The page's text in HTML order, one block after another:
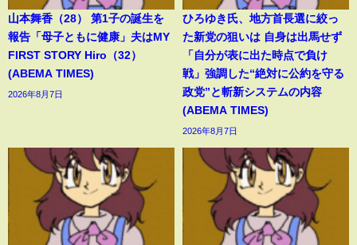
山本舞香（28） 第1子の誕生を
報告「母子ともに健康」夫はMY
FIRST STORY Hiro（32）
(ABEMA TIMES)
2026年8月7日
ひろゆき氏、地方首長選に絞っ
た新党の狙いは 自身は出馬せず
「自分が表に出た時点で負け
戦」強調した“絶対に公約を守る
政党”と斬新システムの内容
(ABEMA TIMES)
2026年8月7日